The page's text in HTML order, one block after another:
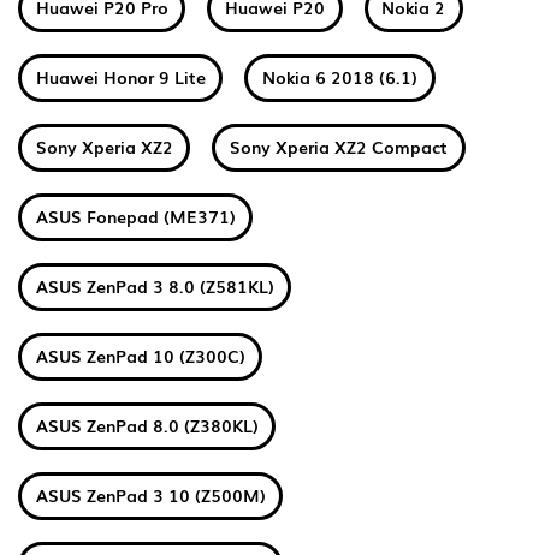
Huawei P20 Pro Huawei P20 Nokia 2
Huawei Honor 9 Lite Nokia 6 2018 (6.1)
Sony Xperia XZ2 Sony Xperia XZ2 Compact
ASUS Fonepad (ME371)
ASUS ZenPad 3 8.0 (Z581KL)
ASUS ZenPad 10 (Z300C)
ASUS ZenPad 8.0 (Z380KL)
ASUS ZenPad 3 10 (Z500M)